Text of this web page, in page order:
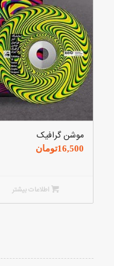
موشن گرافیک
16,500تومان
اطلاعات بیشتر